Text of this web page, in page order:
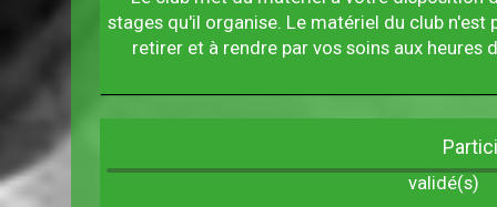
stages qu'il organise. Le matériel du club n'est
retirer et à rendre par vos soins aux heures
validé(s)